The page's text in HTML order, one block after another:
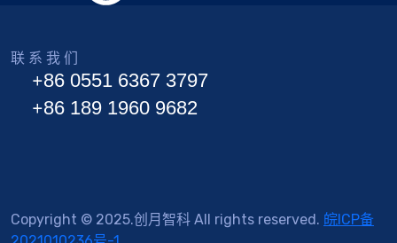
联 系 我 们
+86 0551 6367 3797
+86 189 1960 9682
Copyright © 2025.创月智科 All rights reserved. 皖ICP备